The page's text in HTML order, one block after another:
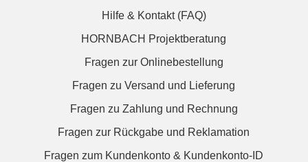
Hilfe & Kontakt (FAQ)
HORNBACH Projektberatung
Fragen zur Onlinebestellung
Fragen zu Versand und Lieferung
Fragen zu Zahlung und Rechnung
Fragen zur Rückgabe und Reklamation
Fragen zum Kundenkonto & Kundenkonto-ID